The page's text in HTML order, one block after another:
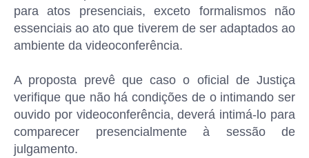
para atos presenciais, exceto formalismos não
essenciais ao ato que tiverem de ser adaptados ao
ambiente da videoconferência.
A proposta prevê que caso o oficial de Justiça
verifique que não há condições de o intimando ser
ouvido por videoconferência, deverá intimá-lo para
comparecer presencialmente à sessão de
julgamento.